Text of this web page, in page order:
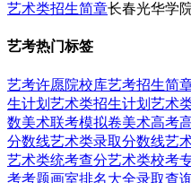
艺术类招生简章长春光华学
艺考热门标签
艺考许愿院校库艺考招生简
生计划 艺术类招生计划 艺术
数美术联考模拟卷美术高考
分数线艺术类录取分数线艺
艺术类统考查分艺术类校考
考考题画室排名大全录取查